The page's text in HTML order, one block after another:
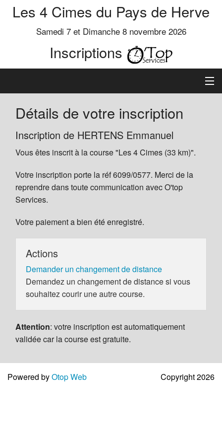
Les 4 Cimes du Pays de Herve
Samedi 7 et Dimanche 8 novembre 2026
Inscriptions
Inscription
Préinscrits
Informations
Détails de votre inscription
Inscription de HERTENS Emmanuel
Vous êtes inscrit à la course "Les 4 Cimes (33 km)".
Votre inscription porte la réf 6099/0577. Merci de la
reprendre dans toute communication avec O'top
Services.
Votre paiement a bien été enregistré.
Actions
Demander un changement de distance
Demandez un changement de distance si vous
souhaitez courir une autre course.
Attention: votre inscription est automatiquement
validée car la course est gratuite.
Powered byOtop Web Copyright 2026